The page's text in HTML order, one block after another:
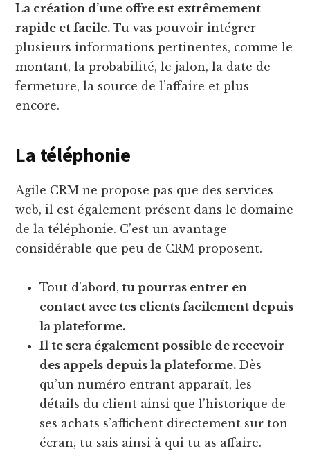
La création d’une offre est extrêmement
rapide et facile.Tu vas pouvoir intégrer
plusieurs informations pertinentes, comme le
montant, la probabilité, le jalon, la date de
fermeture, la source de l’affaire et plus
encore.
La téléphonie
Agile CRM ne propose pas que des services
web, il est également présent dans le domaine
de la téléphonie. C’est un avantage
considérable que peu de CRM proposent.
Tout d’abord, tu pourras entrer en
contact avec tes clients facilement depuis
la plateforme.
Il te sera également possible de recevoir
des appels depuis la plateforme. Dès
qu’un numéro entrant apparaît, les
détails du client ainsi que l’historique de
ses achats s’affichent directement sur ton
écran, tu sais ainsi à qui tu as affaire.